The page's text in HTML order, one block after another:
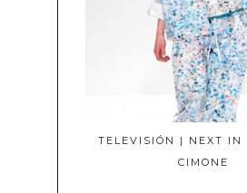
TELEVISIÓN | NEXT IN
CIMONE